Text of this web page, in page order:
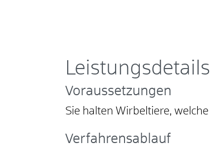
Leistungsdetails
Voraussetzungen
Sie halten Wirbeltiere,
Verfahrensablauf